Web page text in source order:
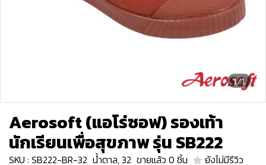
1/1
Aerosoft (แอโร่ซอฟ) รองเท้า
นักเรียนเพื่อสุขภาพ รุ่น SB222
SKU : SB222-BR-32 น้ำตาล, 32 ขายแล้ว 0 ชิ้น
ยังไม่มีรีวิว